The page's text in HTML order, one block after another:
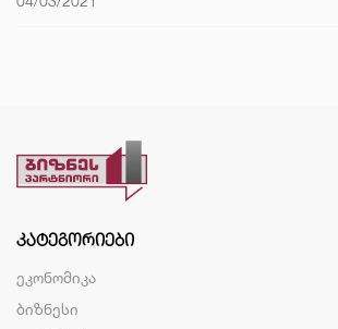
ᲙᲐᲢᲔᲒᲝᲠᲘᲔᲑᲘ
ეკონომიკა
ბიზნესი